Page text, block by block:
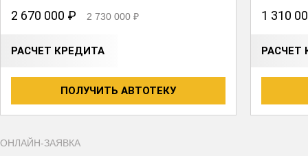
2 670 000 ₽ 2 730 000 ₽
РАСЧЕТ КРЕДИТА
ПОЛУЧИТЬ АВТОТЕКУ
1 310
РАСЧЕТ
ОНЛАЙН-ЗАЯВКА